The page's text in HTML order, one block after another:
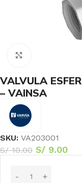
VALVULA
– VAINSA
SKU: VA203001
S/10.00 S/ 9.00